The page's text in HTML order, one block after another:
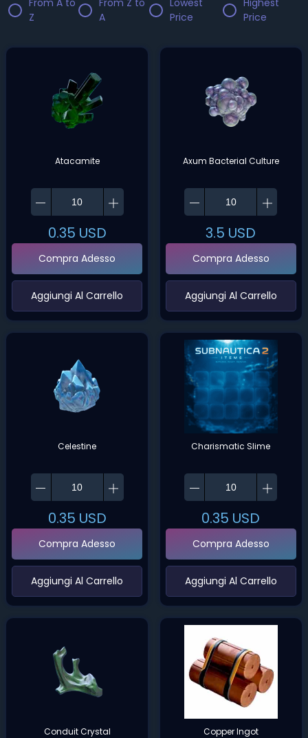
From A to
Z
From Z to
A
Lowest
Price
Highest
Price
Atacamite
0.35 USD
Compra Adesso
‌Aggiungi Al Carrello‌
Axum Bacterial Culture
3.5 USD
Compra Adesso
‌Aggiungi Al Carrello‌
Celestine
0.35 USD
Compra Adesso
‌Aggiungi Al Carrello‌
Charismatic Slime
0.35 USD
Compra Adesso
‌Aggiungi Al Carrello‌
Conduit Crystal Copper Ingot